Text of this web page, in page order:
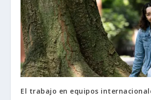
El trabajo en equipos